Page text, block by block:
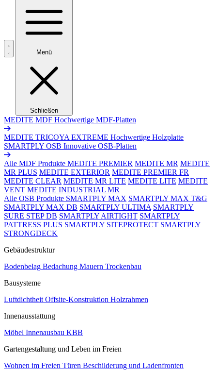
Menü
Schließen
MEDITE MDF Hochwertige MDF-Platten
MEDITE TRICOYA EXTREME Hochwertige Holzplatte
SMARTPLY OSB Innovative OSB-Platten
Alle MDF Produkte MEDITE PREMIER MEDITE MR MEDITE
MR PLUS MEDITE EXTERIOR MEDITE PREMIER FR
MEDITE CLEAR MEDITE MR LITE MEDITE LITE MEDITE
VENT MEDITE INDUSTRIAL MR
Alle OSB Produkte SMARTPLY MAX SMARTPLY MAX T&G
SMARTPLY MAX DB SMARTPLY ULTIMA SMARTPLY
SURE STEP DB SMARTPLY AIRTIGHT SMARTPLY
PATTRESS PLUS SMARTPLY SITEPROTECT SMARTPLY
STRONGDECK
Gebäudestruktur
Bodenbelag Bedachung Mauern Trockenbau
Bausysteme
Luftdichtheit Offsite-Konstruktion Holzrahmen
Innenausstattung
Möbel Innenausbau KBB
Gartengestaltung und Leben im Freien
Wohnen im Freien Türen Beschilderung und Ladenfronten